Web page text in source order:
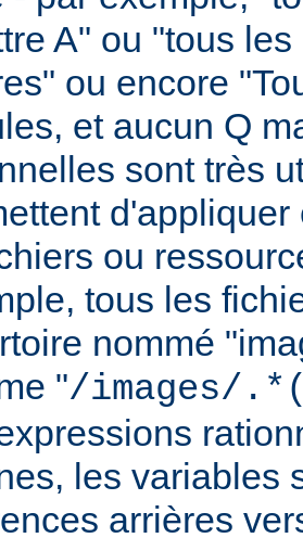
A" ou "tous
ou encore
et aucun Q
sont très
ou
tous les
nommé
"/images/
les variables
arrières